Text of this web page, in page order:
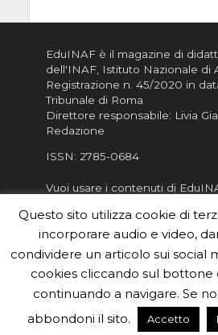
EduINAF è il magazine di
dell'INAF, Istituto Nazionale di
Registrazione n. 45/2020 in
Tribunale di Roma
Direttore responsabile: Livia
Redazione
ISSN: 2785-0684
Vuoi usare i contenuti di
Informativa sulla Privacy
Informatva sui Cookie
Per la rubrica de l'Astronomo
inviarci le tue foto o i tuoi
redazione.edu [chiocciola]
il form
Questo sito utilizza cookie di
incorporare audio e video,
condividere un articolo sui social
cookies cliccando sul
continuando a navigare. Se
abbondoni il sito.
Accetto